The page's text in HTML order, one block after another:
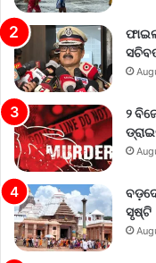
୨
ସୃଷ୍ଟି